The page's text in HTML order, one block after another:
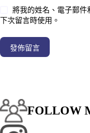
將我的姓名、電子郵件
下次留言時使用。
發佈留言
FOLLOW